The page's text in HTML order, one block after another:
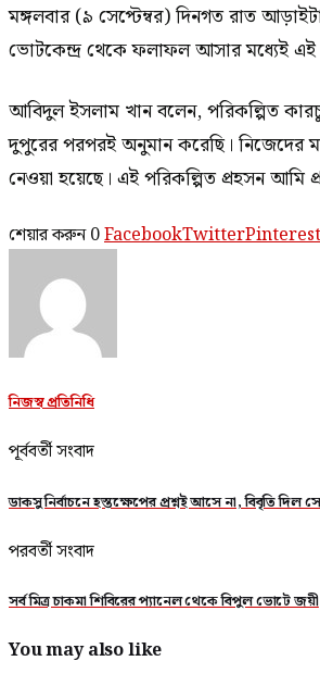
মঙ্গলবার (৯ সেপ্টেম্বর) দিনগত রাত
ভোটকেন্দ্র থেকে ফলাফল আসার মধ্যেই এই
আবিদুল ইসলাম খান বলেন, ‌পরিকল্পিত
দুপুরের পরপরই অনুমান করেছি। নিজেদের
নেওয়া হয়েছে। এই পরিকল্পিত প্রহসন আমি
শেয়ার করুন 0FacebookTwitterPinterest
নিজস্ব প্রতিনিধি
পূর্ববর্তী সংবাদ
ডাকসু নির্বাচনে হস্তক্ষেপের প্রশ্নই আসে না, বিবৃতি দিল
পরবর্তী সংবাদ
সর্ব মিত্র চাকমা শিবিরের প্যানেল থেকে বিপুল ভোটে জয়ী
You may also like